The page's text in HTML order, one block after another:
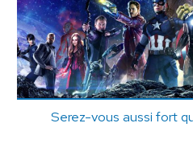
Serez-vous aussi fort